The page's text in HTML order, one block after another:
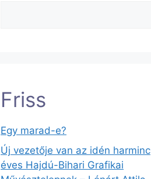
Friss
Egy marad-e?
Új vezetője van az idén harminc
éves Hajdú-Bihari Grafikai